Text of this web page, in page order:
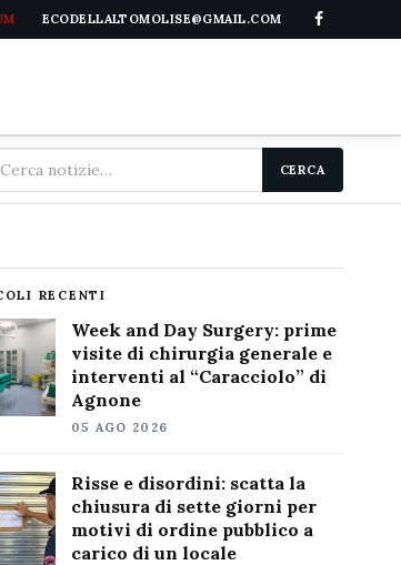
ECODELLALTOMOLISE@GMAIL.COM
CERCA
RECENTI
Week and Day Surgery: prime
visite di chirurgia generale e
interventi al “Caracciolo” di
Agnone
05 AGO 2026
Risse e disordini: scatta la
chiusura di sette giorni per
motivi di ordine pubblico a
carico di un locale